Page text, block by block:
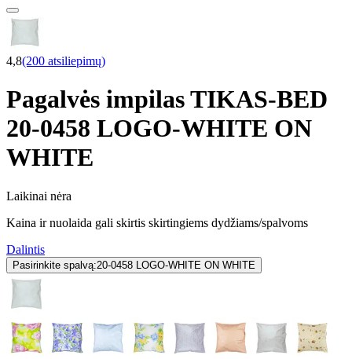
4,8(200 atsiliepimų)
Pagalvės impilas TIKAS-BED
20-0458 LOGO-WHITE ON
WHITE
Laikinai nėra
Kaina ir nuolaida gali skirtis skirtingiems dydžiams/spalvoms
Dalintis
Pasirinkite spalvą:20-0458 LOGO-WHITE ON WHITE